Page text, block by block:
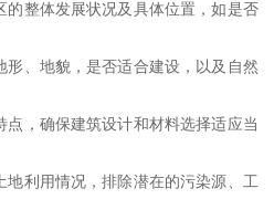
的整体发展状况及具体位置，如是否
、地貌，是否适合建设，以及自然
，确保建筑设计和材料选择适应当
利用情况，排除潜在的污染源、工